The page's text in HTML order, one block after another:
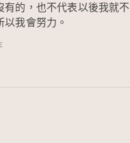
有的，也不代表以後我就不
以我會努力。